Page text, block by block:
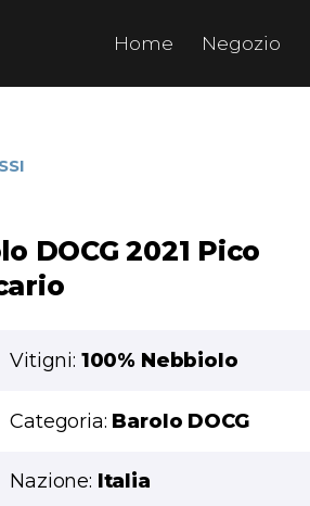
Home Negozio
DOCG 2021 Pico
Vitigni: 100% Nebbiolo
Categoria: Barolo DOCG
Nazione: Italia